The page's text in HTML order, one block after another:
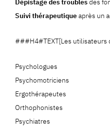
Suivi thérapeutiqueaprès un
###H4#TEXT[Les utilisateurs
Psychologues
Psychomotriciens
Ergothérapeutes
Orthophonistes
Psychiatres